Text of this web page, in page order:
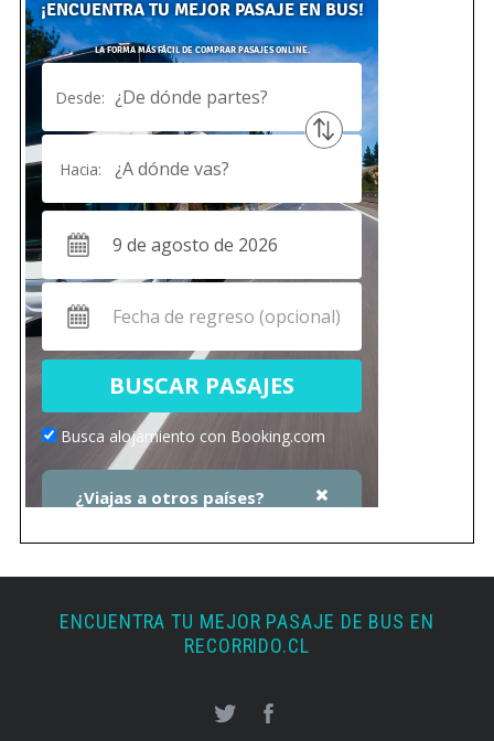
ENCUENTRA TU MEJOR PASAJE DE BUS EN
RECORRIDO.CL